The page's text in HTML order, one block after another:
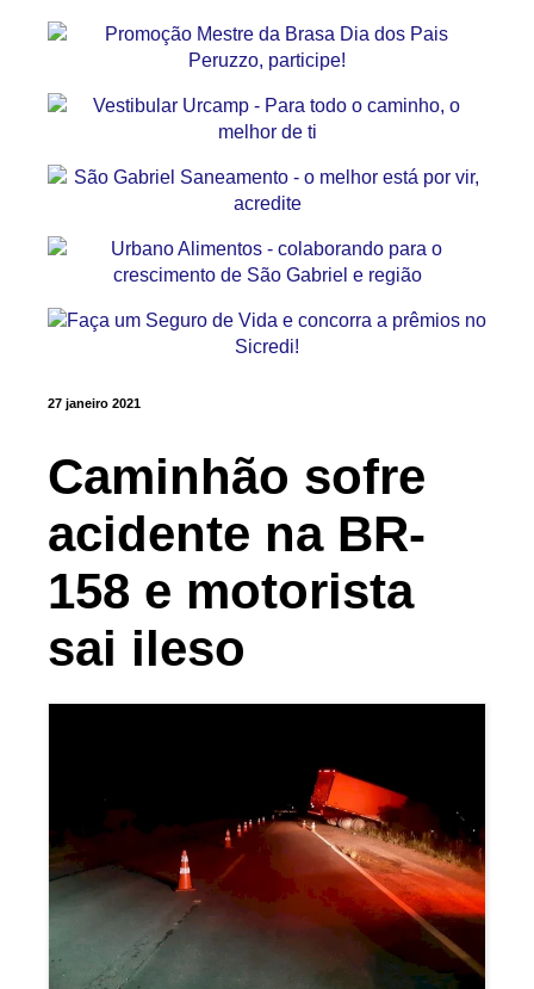
27 janeiro 2021
Caminhão sofre
acidente na BR-
158 e motorista
sai ileso